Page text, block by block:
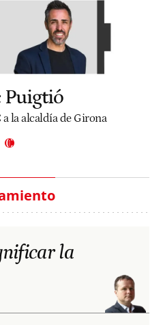
Puigtió
la alcaldía de Girona
la